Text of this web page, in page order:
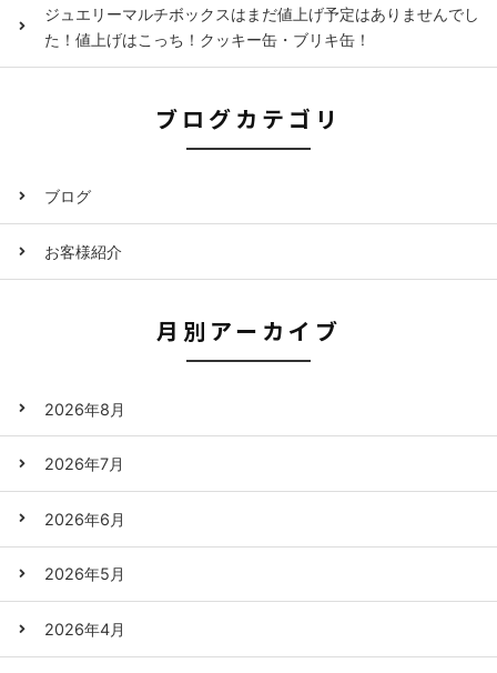
ジュエリーマルチボックスはまだ値上げ予定はありませんでし
た！値上げはこっち！クッキー缶・ブリキ缶！
ブログカテゴリ
ブログ
お客様紹介
月別アーカイブ
2026年8月
2026年7月
2026年6月
2026年5月
2026年4月